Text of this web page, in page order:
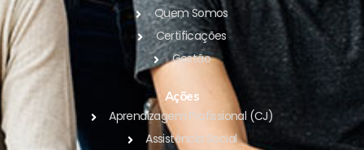
Quem Somos
Certificações
Gestão
Ações
Aprendizagem Profissional (CJ)
Assistência Social